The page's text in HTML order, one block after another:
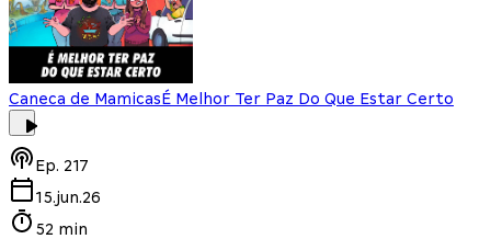
Caneca de MamicasÉ Melhor Ter Paz Do Que Estar Certo
Ep. 217
15.jun.26
52 min